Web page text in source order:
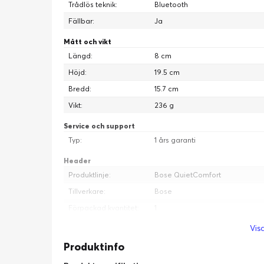
Trådlös teknik:
Bluetooth
Fällbar:
Ja
Mått och vikt
Längd:
8 cm
Höjd:
19.5 cm
Bredd:
15.7 cm
Vikt:
236 g
Service och support
Typ:
1 års garanti
Header
Produktlinje:
Bose QuietComfort
Tillverkare:
Bose
iPhone, iPad, Android-telefon,
Diverse
Produktinfo